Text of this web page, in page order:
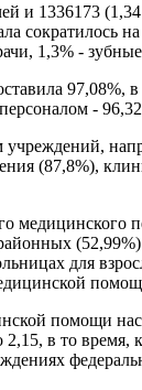
и 1336173
сократилось
1,3% -
97,08%,
-
(87,8%),
для
помощи
в то